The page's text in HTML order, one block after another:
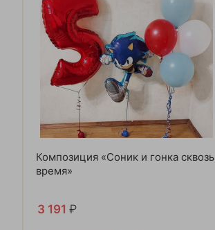
Композиция «Соник и гонка сквозь
время»
3 191 ₽